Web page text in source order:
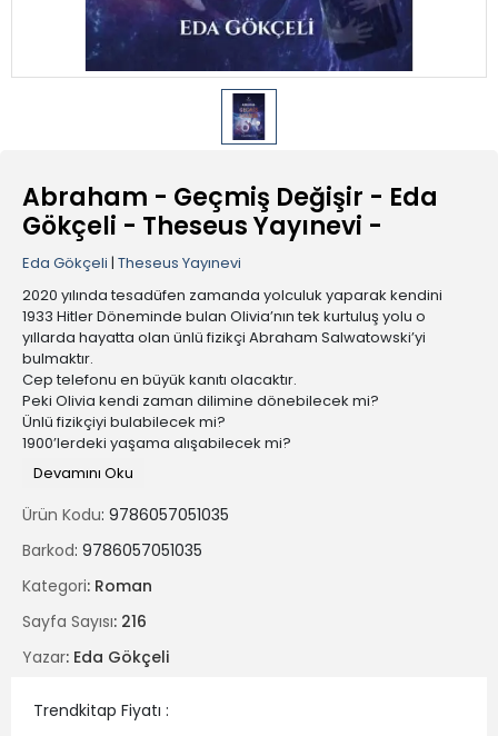
Abraham - Geçmiş Değişir - Eda
Gökçeli - Theseus Yayınevi -
Eda Gökçeli | Theseus Yayınevi
2020 yılında tesadüfen zamanda yolculuk yaparak kendini
1933 Hitler Döneminde bulan Olivia’nın tek kurtuluş yolu o
yıllarda hayatta olan ünlü fizikçi Abraham Salwatowski’yi
bulmaktır.
Cep telefonu en büyük kanıtı olacaktır.
Peki Olivia kendi zaman dilimine dönebilecek mi?
Ünlü fizikçiyi bulabilecek mi?
1900’lerdeki yaşama alışabilecek mi?
Hitler Almanya’sından kaçabilecek mi?
Zamanda yolculuğun heyecan verici dünyasına hazırlanın…
Devamını Oku
Ürün Kodu: 9786057051035
Barkod: 9786057051035
Kategori: Roman
Sayfa Sayısı: 216
Yazar: Eda Gökçeli
Trendkitap Fiyatı :